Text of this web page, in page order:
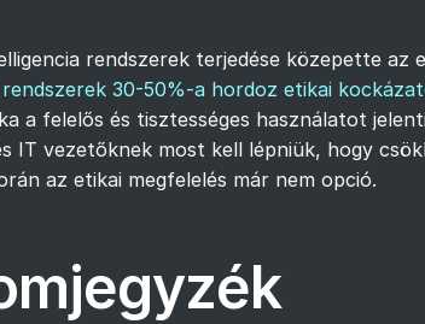
rendszerek terjedése közepette
rendszerek 30-50%-a hordoz etikai
a felelős és tisztességes használatot
IT vezetőknek most kell lépniük, hogy
az etikai megfelelés már nem opció.